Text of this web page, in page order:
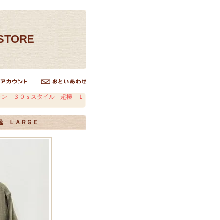
ン ３０ｓスタイル 超極 Ｌ
ＬＡＲＧＥ